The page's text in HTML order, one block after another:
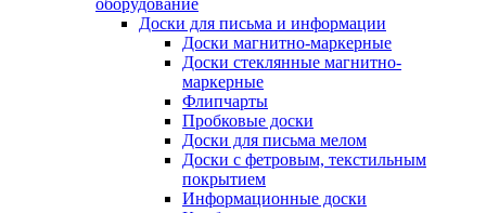
оборудование
Доски для письма и информации
Доски магнитно-маркерные
Доски стеклянные магнитно-
маркерные
Флипчарты
Пробковые доски
Доски для письма мелом
Доски с фетровым, текстильным
покрытием
Информационные доски